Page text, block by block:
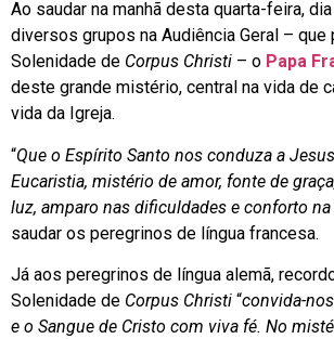
Ao saudar na manhã desta quarta-feira,
diversos grupos na Audiência Geral – que
Solenidade de Corpus Christi – o Papa
deste grande mistério, central na vida de
vida da Igreja.
“Que o Espírito Santo nos conduza a
Eucaristia, mistério de amor, fonte de
luz, amparo nas dificuldades e conforto
saudar os peregrinos de língua francesa.
Já aos peregrinos de língua alemã,
Solenidade de Corpus Christi “convida-
e o Sangue de Cristo com viva fé. No